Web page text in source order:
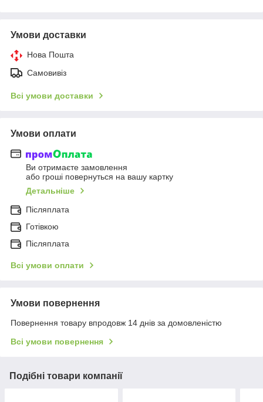
Умови доставки
Нова Пошта
Самовивіз
Всі умови доставки
Умови оплати
Ви отримаєте замовлення
або гроші повернуться на вашу картку
Детальніше
Післяплата
Готівкою
Післяплата
Всі умови оплати
Умови повернення
Повернення товару впродовж 14 днів за домовленістю
Всі умови повернення
Подібні товари компанії